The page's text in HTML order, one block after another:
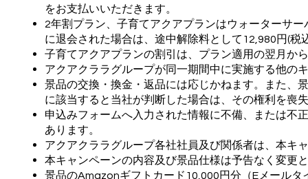
をお支払いいただきます。
2年割プラン、子育てアクアプランはウォーターサ
に退会された場合は、途中解除料として12,980円(税
子育てアクアプランの割引は、プラン適用の翌月か
アクアクララグループが同一期間中に実施する他の
景品の交換・換金・返品には応じかねます。また、
に該当すると当社が判断した場合は、その権利を喪
申込みフォームへ入力された情報に不備、または不
あります。
アクアクララグループ各社社員及び関係者は、本キ
本キャンペーンの内容及び景品仕様は予告なく変更
景品のAmazonギフトカード10,000円分（Eメール